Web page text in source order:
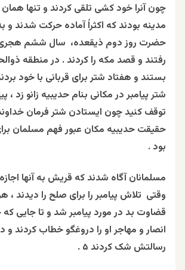
چون آنرا خود کشی تلقی کردند و تنها همان
مدینه بودند که اکثراً آماده حرکت ‏شدند و
حضرت روز دوم ذیقعده، سال ششم هجری
رفتند و قصد مکه را کردند . در منطقه
شتر پیامبر در مکانی بنام حدیبیه زانو زد ،
توقف کنید چون ایستادن شتر فرمان
حقیقت حدیبیه مکان عبور فهم مسلمان
بود .
مسلمانان آگاه شدند که قریش به آنها
وقتی تلاش پیامبر را برای صلح را دیدند ،
قضاوت بد در مورد پیامبر شد و تا جایی
انصار و مهاجر او را دروغگو خطاب کردند و
رسالتش شک کردند ۵ .